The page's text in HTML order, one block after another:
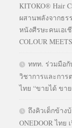
KITOKO® Hair
ผสานพลังจากธร
หนังศีรษะคนเอเ
COLOUR
ททท. ร่วมมือ
วิชาการและการ
ไทย “ขายได้ ขา
ถึงคิวเด็กข้าง
ONEDOOR ไท